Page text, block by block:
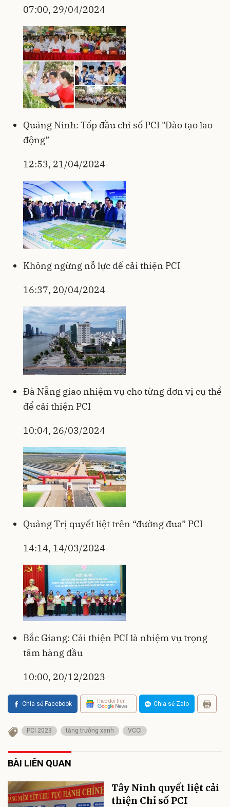
07:00, 29/04/2024
Quảng Ninh: Tốp đầu chỉ số PCI "Đào tạo lao
động”
12:53, 21/04/2024
Không ngừng nỗ lực để cải thiện PCI
16:37, 20/04/2024
Đà Nẵng giao nhiệm vụ cho từng đơn vị cụ thể
để cải thiện PCI
10:04, 26/03/2024
Quảng Trị quyết liệt trên “đường đua” PCI
14:14, 14/03/2024
Bắc Giang: Cải thiện PCI là nhiệm vụ trọng
tâm hàng đầu
10:00, 20/12/2023
Chia sẻ Facebook Theo dõi trên Chia sẻ Zalo
PCI 2023 tăng trưởng xanh VCCI
BÀI LIÊN QUAN
Tây Ninh quyết liệt cải
thiện Chỉ số PCI